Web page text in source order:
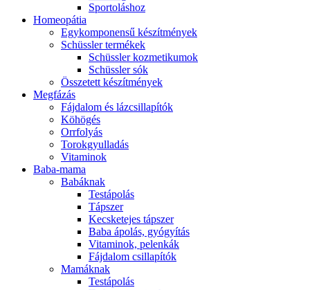
Sportoláshoz
Homeopátia
Egykomponensű készítmények
Schüssler termékek
Schüssler kozmetikumok
Schüssler sók
Összetett készítmények
Megfázás
Fájdalom és lázcsillapítók
Köhögés
Orrfolyás
Torokgyulladás
Vitaminok
Baba-mama
Babáknak
Testápolás
Tápszer
Kecsketejes tápszer
Baba ápolás, gyógyítás
Vitaminok, pelenkák
Fájdalom csillapítók
Mamáknak
Testápolás